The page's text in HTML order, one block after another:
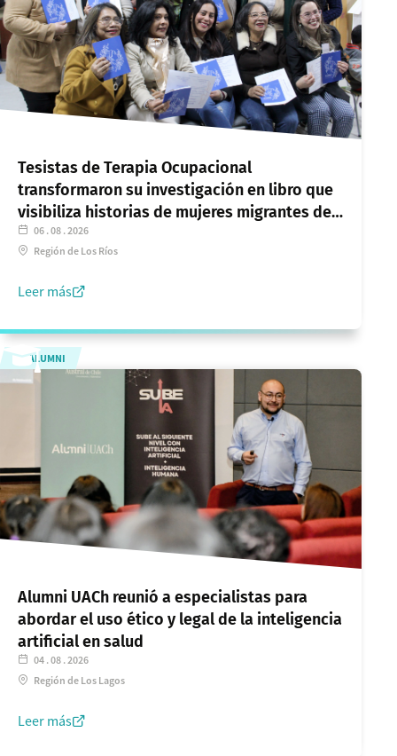
06 . 08 . 2026
Región de Los Ríos
Tesistas de Terapia Ocupacional
transformaron su investigación en libro que
visibiliza historias de mujeres migrantes de
Los Ríos
Leer más
ALUMNI
04 . 08 . 2026
Región de Los Lagos
Alumni UACh reunió a especialistas para
abordar el uso ético y legal de la inteligencia
artificial en salud
Leer más